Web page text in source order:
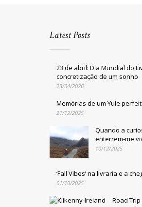
Latest Posts
23 de abril: Dia Mundial do
concretização de um sonho
23/04/2026
Memórias de um Yule
21/12/2025
Quando a
enterrem-me
10/12/2025
‘Fall Vibes’ na livraria e a
01/10/2025
Road